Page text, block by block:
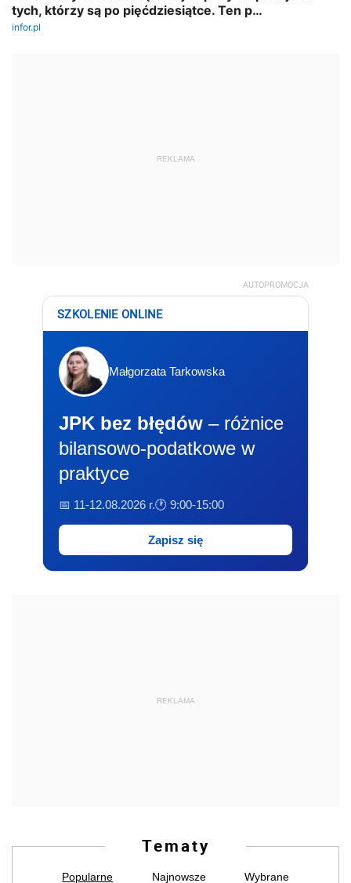
REKLAMA
AUTOPROMOCJA
SZKOLENIE ONLINE
Małgorzata Tarkowska
JPK bez błędów – różnice
bilansowo-podatkowe w
praktyce
📅 11-12.08.2026 r.🕐 9:00-15:00
Zapisz się
REKLAMA
Tematy
Popularne Najnowsze Wybrane